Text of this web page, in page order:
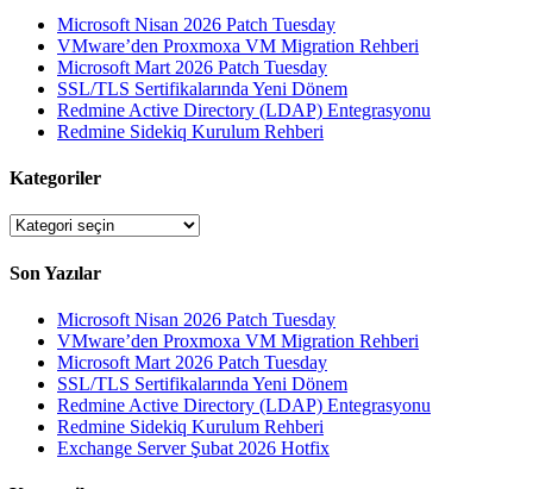
Microsoft Nisan 2026 Patch Tuesday
VMware’den Proxmoxa VM Migration Rehberi
Microsoft Mart 2026 Patch Tuesday
SSL/TLS Sertifikalarında Yeni Dönem
Redmine Active Directory (LDAP) Entegrasyonu
Redmine Sidekiq Kurulum Rehberi
Kategoriler
Kategoriler
Son Yazılar
Microsoft Nisan 2026 Patch Tuesday
VMware’den Proxmoxa VM Migration Rehberi
Microsoft Mart 2026 Patch Tuesday
SSL/TLS Sertifikalarında Yeni Dönem
Redmine Active Directory (LDAP) Entegrasyonu
Redmine Sidekiq Kurulum Rehberi
Exchange Server Şubat 2026 Hotfix